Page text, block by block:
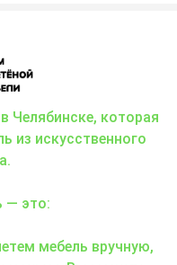
Челябинске, которая
из искусственного
— это:
мебель вручную,